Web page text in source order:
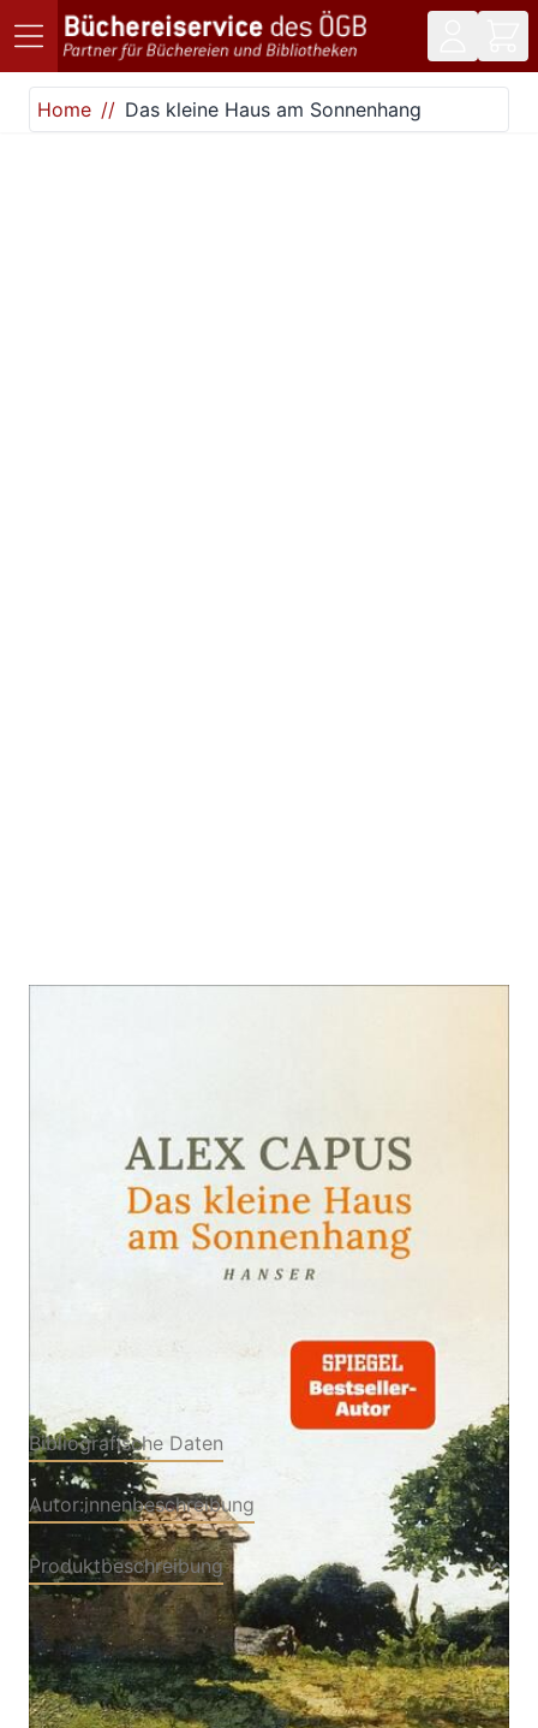
Direkt zum Inhalt
Home
Das kleine Haus am Sonnenhang
Alex Capus
Verlag: Hanser, Carl 29.01.2024
44627941-4
Bibliografische Daten
Autor:innenbeschreibung
Produktbeschreibung
"Ich war glücklich in dem kleinen Haus." – Ein
Buch voll Charme und Leichtigkeit, eine Ode auf
die Zufriedenheit, erzählt von Alex Capus Eine
kleine Philosophie der Gelassenheit und des